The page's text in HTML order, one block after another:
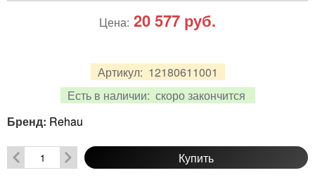
Артикул: 12180611001
Есть в наличии: скоро закончится
Цена: 20 577 руб.
Бренд: Rehau
Купить